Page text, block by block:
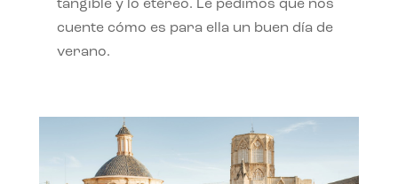
tangible y lo etéreo. Le pedimos que nos
cuente cómo es para ella un buen día de
verano.